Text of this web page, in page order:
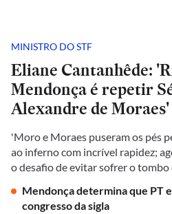
MINISTRO DO STF
Eliane Cantanhêde:
Mendonça é repetir
Alexandre de Moraes'
'Moro e Moraes puseram os pés
ao inferno com incrível rapidez;
o desafio de evitar sofrer o
Mendonça determina que PT
congresso da sigla